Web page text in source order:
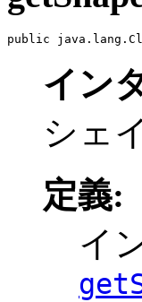
public
イン
シェ
定義:
イ